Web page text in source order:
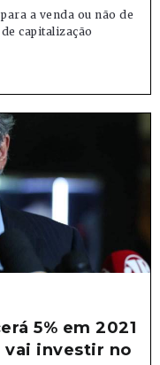
a venda ou não de
capitalização
5% em 2021
vai investir no